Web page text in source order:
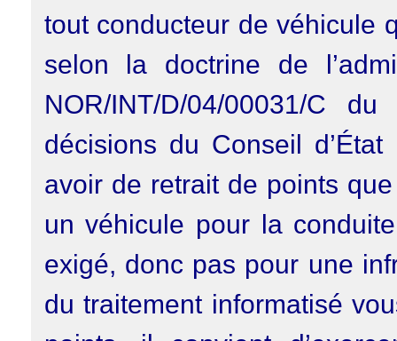
tout conducteur de véhicule
selon la doctrine de
NOR/INT/D/04/00031/C
décisions du Conseil
avoir de retrait de points
un véhicule pour la
exigé, donc pas pour une
du traitement informatisé